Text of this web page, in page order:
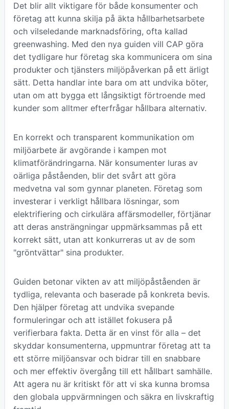
Det blir allt viktigare för både konsumenter och
företag att kunna skilja på äkta hållbarhetsarbete
och vilseledande marknadsföring, ofta kallad
greenwashing. Med den nya guiden vill CAP göra
det tydligare hur företag ska kommunicera om sina
produkter och tjänsters miljöpåverkan på ett ärligt
sätt. Detta handlar inte bara om att undvika böter,
utan om att bygga ett långsiktigt förtroende med
kunder som alltmer efterfrågar hållbara alternativ.
En korrekt och transparent kommunikation om
miljöarbete är avgörande i kampen mot
klimatförändringarna. När konsumenter luras av
oärliga påståenden, blir det svårt att göra
medvetna val som gynnar planeten. Företag som
investerar i verkligt hållbara lösningar, som
elektrifiering och cirkulära affärsmodeller, förtjänar
att deras ansträngningar uppmärksammas på ett
korrekt sätt, utan att konkurreras ut av de som
"gröntvättar" sina produkter.
Guiden betonar vikten av att miljöpåståenden är
tydliga, relevanta och baserade på konkreta bevis.
Den hjälper företag att undvika svepande
formuleringar och att istället fokusera på
verifierbara fakta. Detta är en vinst för alla – det
skyddar konsumenterna, uppmuntrar företag att ta
ett större miljöansvar och bidrar till en snabbare
och mer effektiv övergång till ett hållbart samhälle.
Att agera nu är kritiskt för att vi ska kunna bromsa
den globala uppvärmningen och säkra en livskraftig